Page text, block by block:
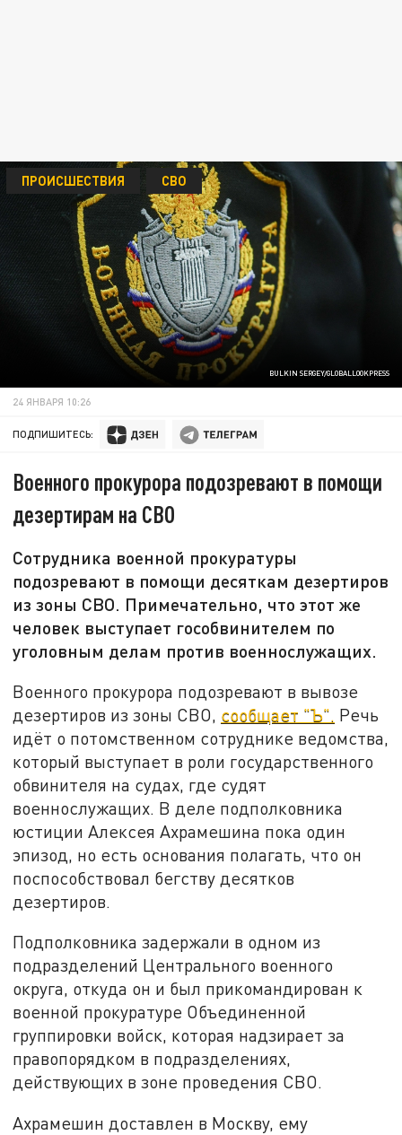
BULKIN SERGEY/GLOBALLOOKPRESS
ПРОИСШЕСТВИЯ СВО
24 ЯНВАРЯ 10:26
ПОДПИШИТЕСЬ:
Военного прокурора подозревают в помощи
дезертирам на СВО
Сотрудника военной прокуратуры
подозревают в помощи десяткам дезертиров
из зоны СВО. Примечательно, что этот же
человек выступает гособвинителем по
уголовным делам против военнослужащих.
Военного прокурора подозревают в вывозе
дезертиров из зоны СВО, сообщает "Ъ". Речь
идёт о потомственном сотруднике ведомства,
который выступает в роли государственного
обвинителя на судах, где судят
военнослужащих. В деле подполковника
юстиции Алексея Ахрамешина пока один
эпизод, но есть основания полагать, что он
поспособствовал бегству десятков
дезертиров.
Подполковника задержали в одном из
подразделений Центрального военного
округа, откуда он и был прикомандирован к
военной прокуратуре Объединенной
группировки войск, которая надзирает за
правопорядком в подразделениях,
действующих в зоне проведения СВО.
Ахрамешин доставлен в Москву, ему